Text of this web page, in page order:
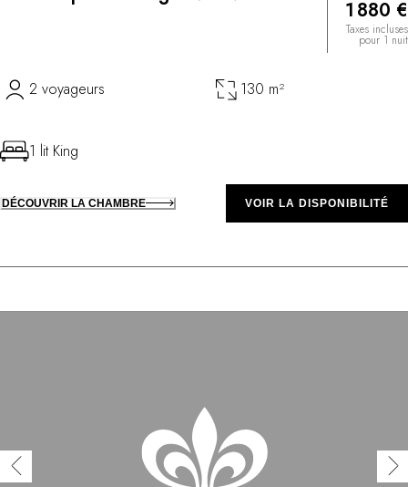
1 880 €
Taxes incluses
pour 1 nuit
2 voyageurs 130 m²
1 lit King
DÉCOUVRIR LA CHAMBRE VOIR LA DISPONIBILITÉ